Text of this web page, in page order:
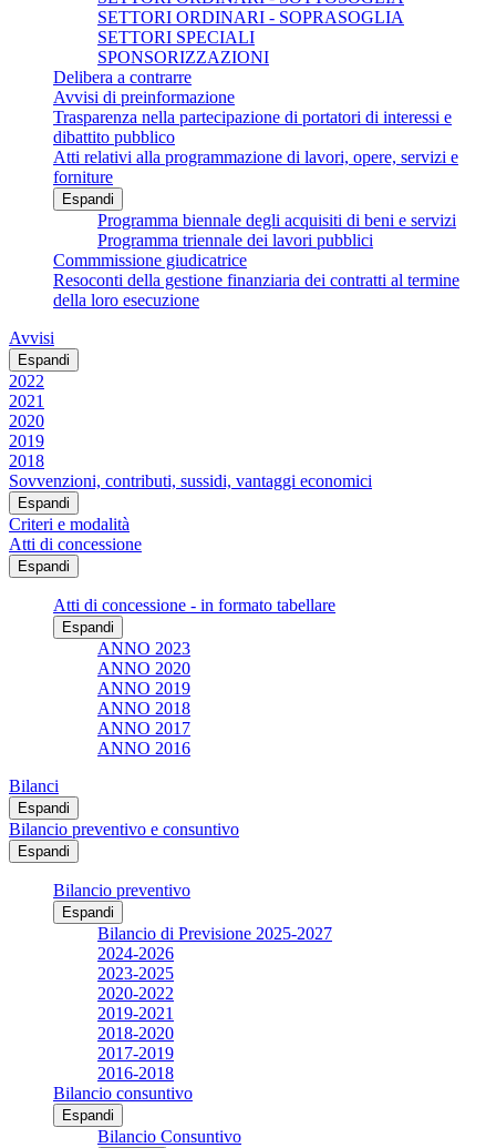
SETTORI ORDINARI - SOPRASOGLIA
SETTORI SPECIALI
SPONSORIZZAZIONI
Delibera a contrarre
Avvisi di preinformazione
Trasparenza nella partecipazione di portatori di interessi e
dibattito pubblico
Atti relativi alla programmazione di lavori, opere, servizi e
forniture
Espandi
Programma biennale degli acquisiti di beni e servizi
Programma triennale dei lavori pubblici
Commmissione giudicatrice
Resoconti della gestione finanziaria dei contratti al termine
della loro esecuzione
Avvisi
Espandi
2022
2021
2020
2019
2018
Sovvenzioni, contributi, sussidi, vantaggi economici
Espandi
Criteri e modalità
Atti di concessione
Espandi
Atti di concessione - in formato tabellare
Espandi
ANNO 2023
ANNO 2020
ANNO 2019
ANNO 2018
ANNO 2017
ANNO 2016
Bilanci
Espandi
Bilancio preventivo e consuntivo
Espandi
Bilancio preventivo
Espandi
Bilancio di Previsione 2025-2027
2024-2026
2023-2025
2020-2022
2019-2021
2018-2020
2017-2019
2016-2018
Bilancio consuntivo
Espandi
Bilancio Consuntivo